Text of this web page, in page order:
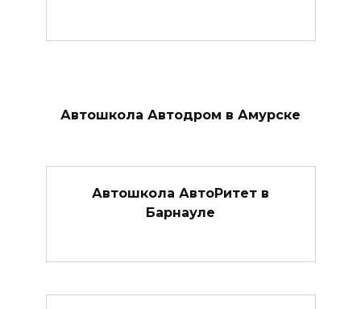
Автошкола Автодром в Амурске
Автошкола АвтоРитет в
Барнауле